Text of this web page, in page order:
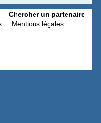
Chercher un partenaire
Mentions légales